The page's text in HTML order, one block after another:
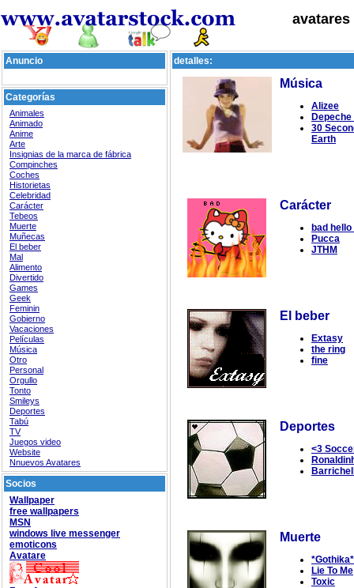
avatares
Anuncio
Categorías
Animales
Animado
Anime
Arte
Insignias de la marca de fábrica
Compinches
Coches
Historietas
Celebridad
Carácter
Tebeos
Muerte
Muñecas
El beber
Mal
Alimento
Divertido
Games
Geek
Feminin
Gobierno
Vacaciones
Películas
Música
Otro
Personal
Orgullo
Tonto
Smileys
Deportes
Tabú
TV
Juegos video
Website
Nnuevos Avatares
Socios
Wallpaper
free wallpapers
MSN
windows live messenger
emoticons
Avatare
detalles:
Música
Alizee
Depeche
30
Earth
Carácter
bad
Pucca
JTHM
El beber
Extasy
the ring
fine
Deportes
<3
Muerte
*Gothika*
Lie To Me
Toxic